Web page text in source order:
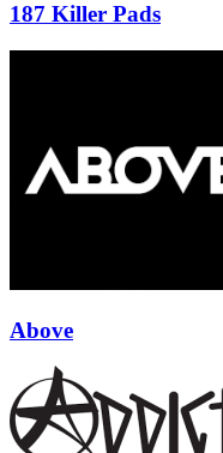
187 Killer Pads
Above